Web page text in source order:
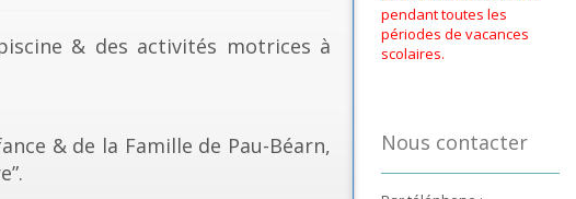
& des activités motrices à
& de la Famille de Pau-Béarn,
pendant toutes les
périodes de vacances
scolaires.
Nous contacter